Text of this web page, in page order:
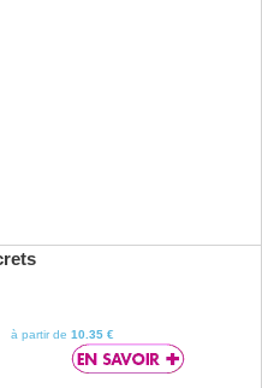
à partir de 10.35 €